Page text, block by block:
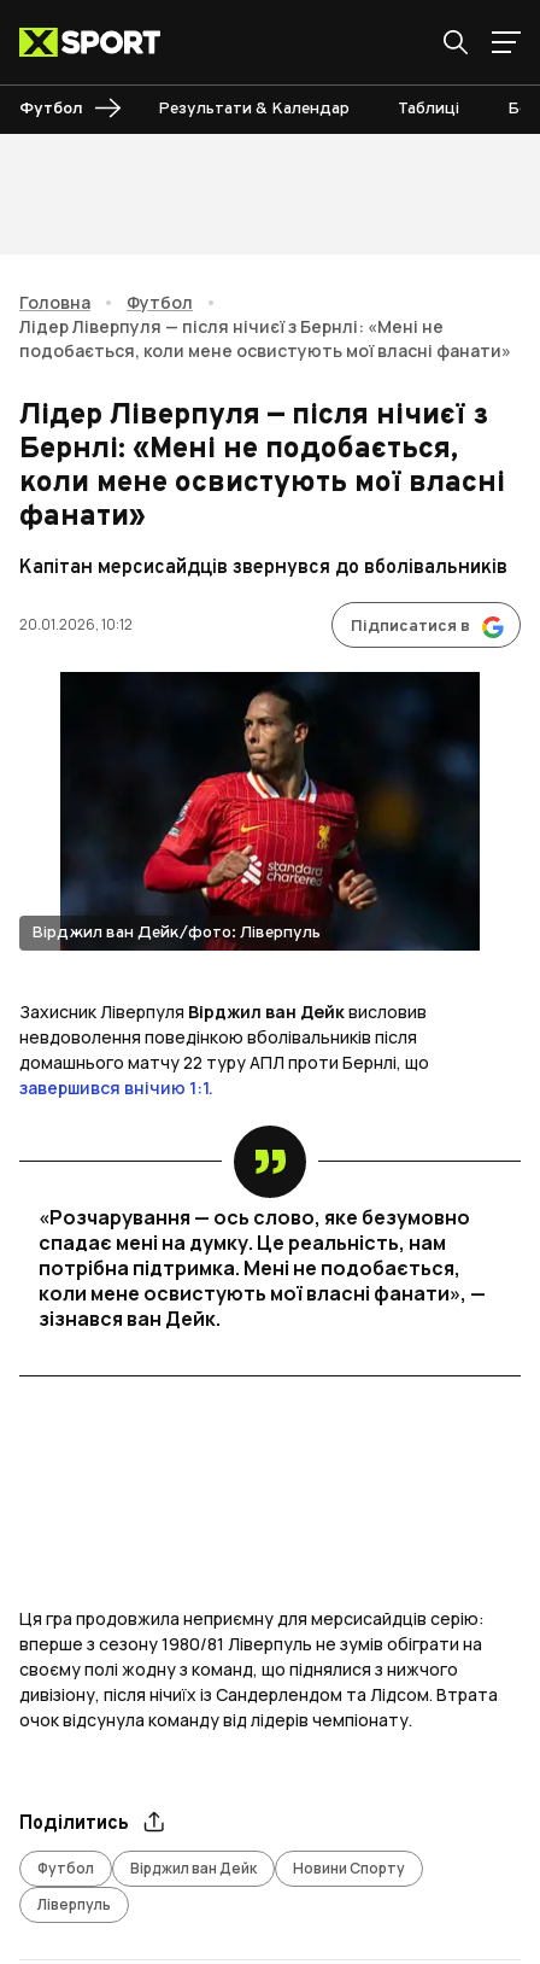
Футбол Результати & Календар Таблиці
Головна • Футбол
•
Лідер Ліверпуля — після нічиєї з Бернлі: «Мені не
подобається, коли мене освистують мої власні фанати»
Лідер Ліверпуля — після нічиєї з
Бернлі: «Мені не подобається,
коли мене освистують мої власні
фанати»
Капітан мерсисайдців звернувся до вболівальників
20.01.2026, 10:12 Підписатися в
Вірджил ван Дейк/фото: Ліверпуль
Захисник Ліверпуля Вірджил ван Дейквисловив
невдоволення поведінкою вболівальників після
домашнього матчу 22 туру АПЛ проти Бернлі, що
завершився внічию 1:1.
«Розчарування — ось слово, яке безумовно
спадає мені на думку. Це реальність, нам
потрібна підтримка. Мені не подобається,
коли мене освистують мої власні фанати», —
зізнався ван Дейк.
Ця гра продовжила неприємну для мерсисайдців серію:
вперше з сезону 1980/81 Ліверпуль не зумів обіграти на
своєму полі жодну з команд, що піднялися з нижчого
дивізіону, після нічиїх із Сандерлендом та Лідсом. Втрата
очок відсунула команду від лідерів чемпіонату.
Поділитись
Футбол Вірджил ван Дейк
Новини Спорту
Ліверпуль